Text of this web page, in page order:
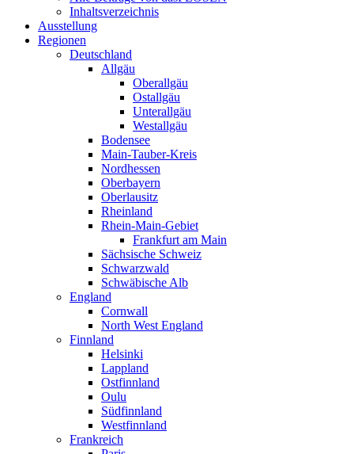
Inhaltsverzeichnis
Ausstellung
Regionen
Deutschland
Allgäu
Oberallgäu
Ostallgäu
Unterallgäu
Westallgäu
Bodensee
Main-Tauber-Kreis
Nordhessen
Oberbayern
Oberlausitz
Rheinland
Rhein-Main-Gebiet
Frankfurt am Main
Sächsische Schweiz
Schwarzwald
Schwäbische Alb
England
Cornwall
North West England
Finnland
Helsinki
Lappland
Ostfinnland
Oulu
Südfinnland
Westfinnland
Frankreich